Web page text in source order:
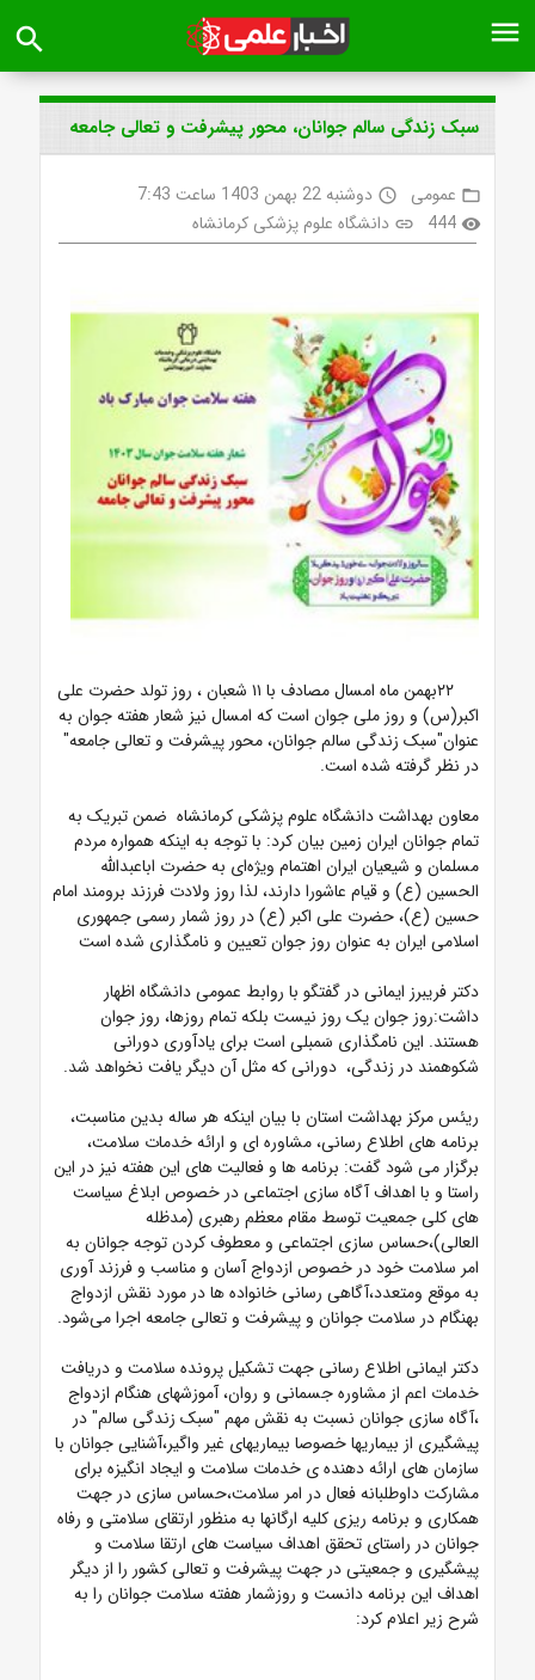
menu
search
سبک زندگی سالم جوانان، محور پیشرفت و تعالی جامعه
folder_open عمومی access_time دوشنبه 22 بهمن 1403 ساعت 7:43
visibility
444
link دانشگاه علوم پزشکی کرمانشاه
۲۲بهمن ماه امسال مصادف با ۱۱ شعبان ، روز تولد حضرت علی
اکبر(س) و روز ملی جوان است که امسال نیز شعار هفته جوان به
عنوان"سبک زندگی سالم جوانان، محور پیشرفت و تعالی جامعه"
در نظر گرفته شده است.
معاون بهداشت دانشگاه علوم پزشکی کرمانشاه ضمن تبریک به
تمام جوانان ایران زمین بیان کرد: با توجه به اینکه همواره مردم
مسلمان و شیعیان ایران اهتمام ویژه‌ای به حضرت اباعبدالله
الحسین (ع) و قیام عاشورا دارند، لذا روز ولادت فرزند برومند امام
حسین (ع)، حضرت علی اکبر (ع) در روز شمار رسمی جمهوری
اسلامی ایران به عنوان روز جوان تعیین و نامگذاری شده است
دکتر فریبرز ایمانی در گفتگو با روابط عمومی دانشگاه اظهار
داشت:روز جوان یک روز نیست بلکه تمام روزها، روز جوان
هستند. این نامگذاری سَمبلی است برای یادآوری دورانی
شکوهمند در زندگی، دورانی که مثل آن دیگر یافت نخواهد شد.
ریئس مرکز بهداشت استان با بیان اینکه هر ساله بدین مناسبت،
برنامه های اطلاع رسانی، مشاوره ای و ارائه خدمات سلامت،
برگزار می شود گفت: برنامه ها و فعالیت های این هفته نیز در این
راستا و با اهداف آگاه سازی اجتماعی در خصوص ابلاغ سیاست
های کلی جمعیت توسط مقام معظم رهبری (مدظله
العالی)،حساس سازی اجتماعی و معطوف کردن توجه جوانان به
امر سلامت خود در خصوص ازدواج آسان و مناسب و فرزند آوری
به موقع ومتعدد،آگاهی رسانی خانواده ها در مورد نقش ازدواج
بهنگام در سلامت جوانان و پیشرفت و تعالی جامعه اجرا می‌شود.
دکتر ایمانی اطلاع رسانی جهت تشکیل پرونده سلامت و دریافت
خدمات اعم از مشاوره جسمانی و روان، آموزشهای هنگام ازدواج
،آگاه سازی جوانان نسبت به نقش مهم "سبک زندگی سالم" در
پیشگیری از بیماریها خصوصا بیماریهای غیر واگیر،آشنایی جوانان با
سازمان های ارائه دهنده ی خدمات سلامت و ایجاد انگیزه برای
مشارکت داوطلبانه فعال در امر سلامت،حساس سازی در جهت
همکاری و برنامه ریزی کلیه ارگانها به منظور ارتقای سلامتی و رفاه
جوانان در راستای تحقق اهداف سیاست های ارتقا سلامت و
پیشگیری و جمعیتی در جهت پیشرفت و تعالی کشور را از دیگر
اهداف این برنامه دانست و روزشمار هفته سلامت جوانان را به
شرح زیر اعلام کرد: